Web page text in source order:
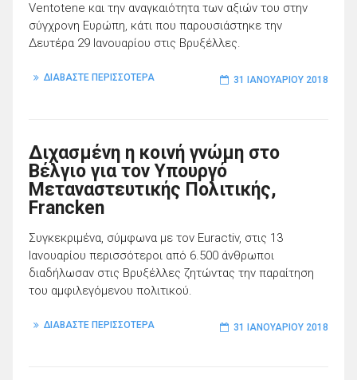
Ventotene και την αναγκαιότητα των αξιών του στην
σύγχρονη Ευρώπη, κάτι που παρουσιάστηκε την
Δευτέρα 29 Ιανουαρίου στις Βρυξέλλες.
ΔΙΑΒΑΣΤΕ ΠΕΡΙΣΣΟΤΕΡΑ 31 ΙΑΝΟΥΑΡΊΟΥ 2018
Διχασμένη η κοινή γνώμη στο
Βέλγιο για τον Υπουργό
Μεταναστευτικής Πολιτικής,
Francken
Συγκεκριμένα, σύμφωνα με τον Εuractiv, στις 13
Ιανουαρίου περισσότεροι από 6.500 άνθρωποι
διαδήλωσαν στις Βρυξέλλες ζητώντας την παραίτηση
του αμφιλεγόμενου πολιτικού.
ΔΙΑΒΑΣΤΕ ΠΕΡΙΣΣΟΤΕΡΑ 31 ΙΑΝΟΥΑΡΊΟΥ 2018